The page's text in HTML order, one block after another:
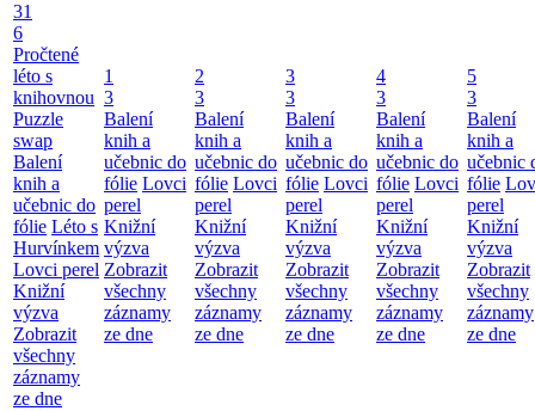
31
6
Pročtené
léto s
knihovnou
Puzzle
swap
Balení
knih a
učebnic do
fólie Léto s
Hurvínkem
Lovci perel
Knižní
výzva
Zobrazit
všechny
záznamy
ze dne
1
3
Balení
knih a
učebnic do
fólie Lovci
perel
Knižní
výzva
Zobrazit
všechny
záznamy
ze dne
2
3
Balení
knih a
učebnic do
fólie Lovci
perel
Knižní
výzva
Zobrazit
všechny
záznamy
ze dne
3
3
Balení
knih a
učebnic do
fólie Lovci
perel
Knižní
výzva
Zobrazit
všechny
záznamy
ze dne
4
3
Balení
knih a
učebnic do
fólie Lovci
perel
Knižní
výzva
Zobrazit
všechny
záznamy
ze dne
5
3
Balení
knih a
učebnic
fólie
perel
Knižní
výzva
Zobrazit
všechny
záznamy
ze dne